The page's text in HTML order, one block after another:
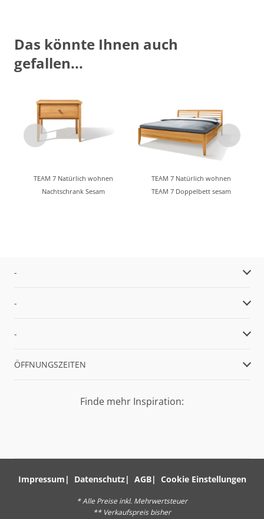
Das könnte Ihnen auch
gefallen...
TEAM 7 Natürlich wohnen
Nachtschrank Sesam
TEAM 7 Natürlich wohnen
TEAM 7 Doppelbett sesam
-
-
-
ÖFFNUNGSZEITEN
Finde mehr Inspiration:
Impressum Datenschutz AGB Cookie Einstellungen
* Alle Preise inkl. Mehrwertsteuer
** Verkaufspreis bisher